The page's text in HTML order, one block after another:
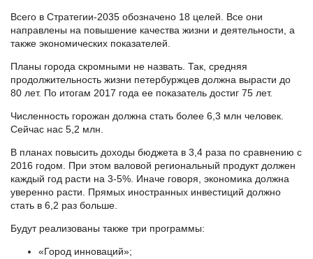
Всего в Стратегии-2035 обозначено 18 целей. Все они
направлены на повышение качества жизни и деятельности, а
также экономических показателей.
Планы города скромными не назвать. Так, средняя
продолжительность жизни петербуржцев должна вырасти до
80 лет. По итогам 2017 года ее показатель достиг 75 лет.
Численность горожан должна стать более 6,3 млн человек.
Сейчас нас 5,2 млн.
В планах повысить доходы бюджета в 3,4 раза по сравнению с
2016 годом. При этом валовой региональный продукт должен
каждый год расти на 3-5%. Иначе говоря, экономика должна
уверенно расти. Прямых иностранных инвестиций должно
стать в 6,2 раз больше.
Будут реализованы также три программы:
«Город инноваций»;